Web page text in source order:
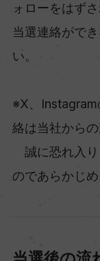
ォローをはず
当選連絡がで
い。
※X、Instagram
絡は当社から
誠に恐れ入り
のであらかじめ